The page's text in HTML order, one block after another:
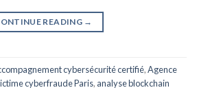
READING →
cybersécurité certifié,Agence
cyberfraude Paris, analyse blockchain